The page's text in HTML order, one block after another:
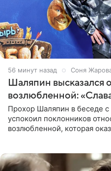
57 минут назад Соня
Шаляпин высказался
возлюбленной:
Прохор Шаляпин в беседе
успокоил поклонников
возлюбленной, которая